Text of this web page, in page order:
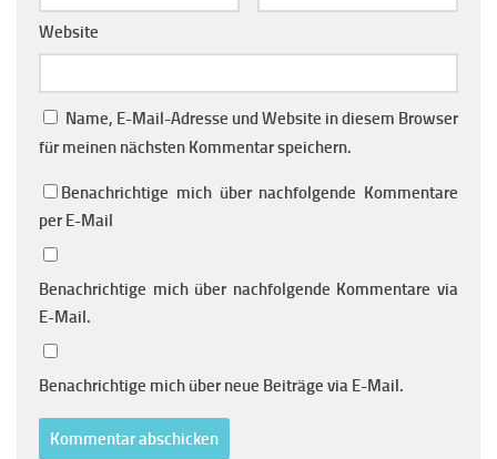
Website
Name, E-Mail-Adresse und Website in diesem Browser
für meinen nächsten Kommentar speichern.
Benachrichtige mich über nachfolgende Kommentare
per E-Mail
Benachrichtige mich über nachfolgende Kommentare via
E-Mail.
Benachrichtige mich über neue Beiträge via E-Mail.